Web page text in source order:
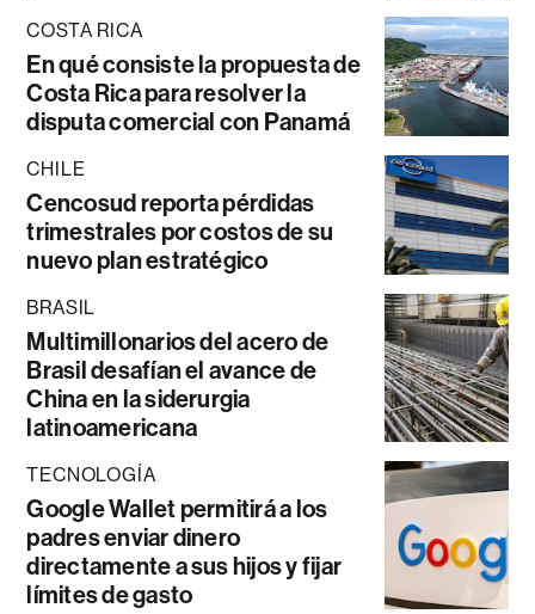
COSTA RICA
En qué consiste la propuesta de
Costa Rica para resolver la
disputa comercial con Panamá
CHILE
Cencosud reporta pérdidas
trimestrales por costos de su
nuevo plan estratégico
BRASIL
Multimillonarios del acero de
Brasil desafían el avance de
China en la siderurgia
latinoamericana
TECNOLOGÍA
Google Wallet permitirá a los
padres enviar dinero
directamente a sus hijos y fijar
límites de gasto